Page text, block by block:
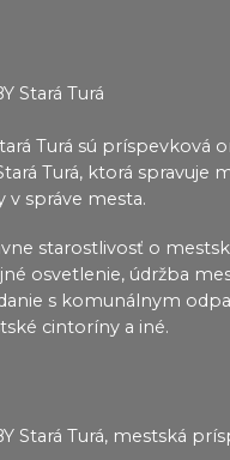
Stará Turá
Turá sú príspevková
Turá, ktorá spravuje
v správe mesta.
starostlivosť o
osvetlenie, údržba
s komunálnym
cintoríny a iné.
Stará Turá, mestská